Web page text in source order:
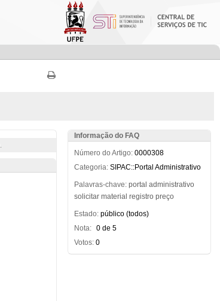
Informação do FAQ
Número do Artigo: 0000308
Categoria: SIPAC::Portal Administrativo
Palavras-chave: portal administrativo
solicitar material registro preço
Estado: público (todos)
Nota: 0 de 5
Votos: 0